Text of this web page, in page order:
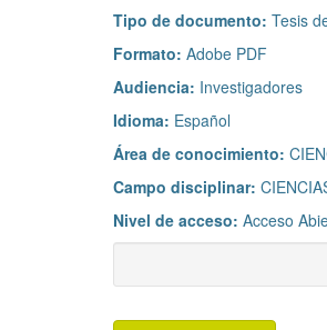
Tipo de documento: Tesis
Formato: Adobe PDF
Audiencia: Investigadores
Idioma: Español
Área de conocimiento:
Campo disciplinar:
Nivel de acceso: Acceso